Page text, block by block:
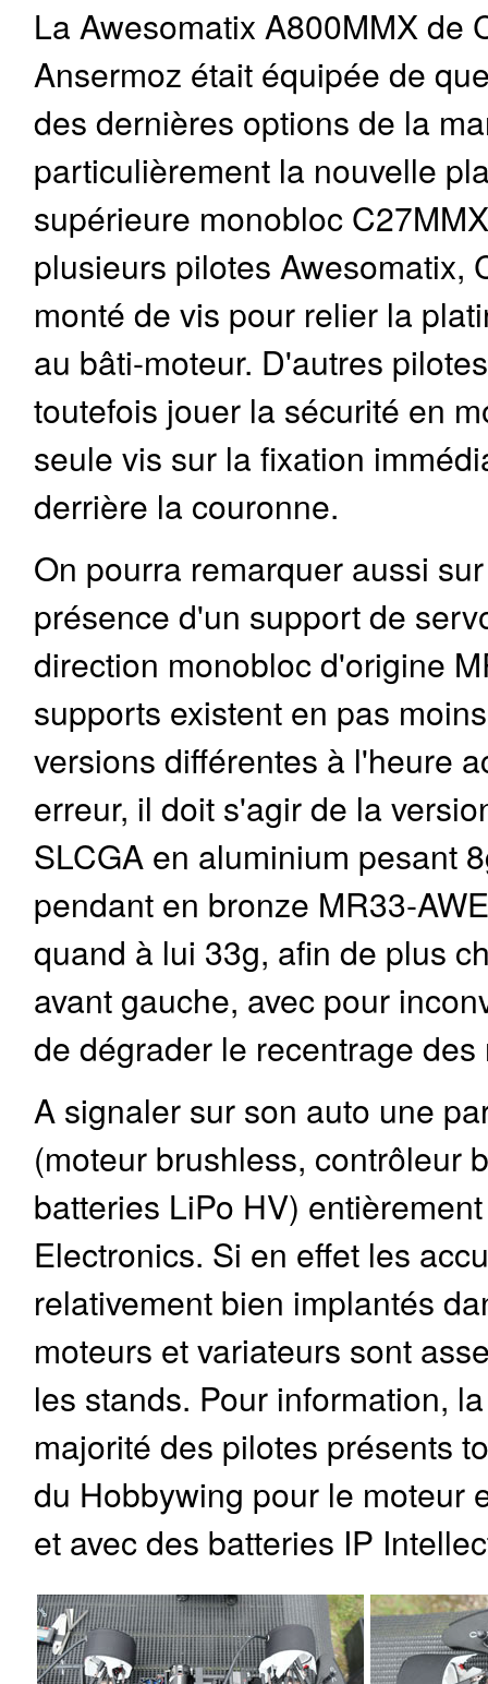
La Awesomatix A800MMX de
Ansermoz était équipée de
des dernières options de la
particulièrement la nouvelle
supérieure monobloc
plusieurs pilotes Awesomatix,
monté de vis pour relier la
au bâti-moteur. D'autres
toutefois jouer la sécurité en
seule vis sur la fixation
derrière la couronne.
On pourra remarquer aussi
présence d'un support de
direction monobloc d'origine
supports existent en pas
versions différentes à l'heure
erreur, il doit s'agir de la
SLCGA en aluminium pesant
pendant en bronze MR33-
quand à lui 33g, afin de plus
avant gauche, avec pour
de dégrader le recentrage des
A signaler sur son auto une
(moteur brushless, contrôleur
batteries LiPo HV)
Electronics. Si en effet les
relativement bien implantés
moteurs et variateurs sont
les stands. Pour information,
majorité des pilotes présents
du Hobbywing pour le moteur
et avec des batteries IP